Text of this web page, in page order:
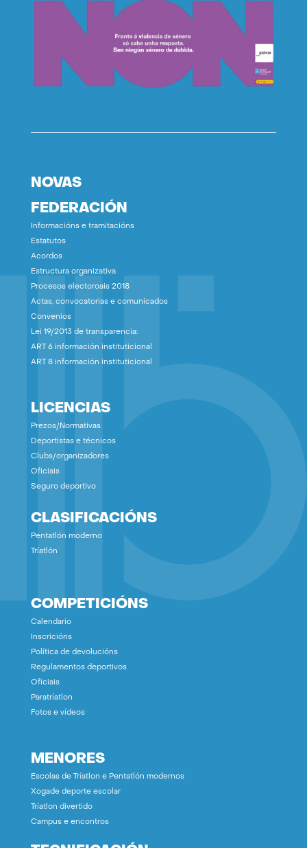
NOVAS
FEDERACIÓN
Informacións e tramitacións
Estatutos
Acordos
Estructura organizativa
Procesos electoroais 2018
Actas, convocatorias e comunicados
Convenios
Lei 19/2013 de transparencia:
ART 6 información instituticional
ART 8 información instituticional
LICENCIAS
Prezos/Normativas
Deportistas e técnicos
Clubs/organizadores
Oficiais
Seguro deportivo
CLASIFICACIÓNS
Pentatlón moderno
Tríatlón
COMPETICIÓNS
Calendario
Inscricións
Política de devolucións
Regulamentos deportivos
Oficiais
Paratríatlon
Fotos e vídeos
MENORES
Escolas de Tríatlon e Pentatlón modernos
Xogade deporte escolar
Tríatlon divertido
Campus e encontros